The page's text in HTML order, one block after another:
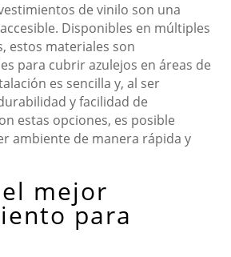
de vinilo son una
Disponibles en múltiples
estos materiales son
para cubrir azulejos en áreas de
es sencilla y, al ser
y facilidad de
estas opciones, es posible
ambiente de manera rápida y
mejor
para